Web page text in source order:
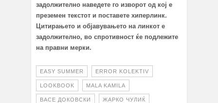
задолжително наведете го изворот од кој е
преземен текстот и поставете хиперлинк.
Цитирањето и објавувањето на линкот е
задолжително, во спротивност ќе подлежите
на правни мерки.
EASY SUMMER ERROR KOLEKTIV
LOOKBOOK MALA KAMILA
ВАСЕ ДОКОВСКИ ЖАРКО ЧУЛИЌ